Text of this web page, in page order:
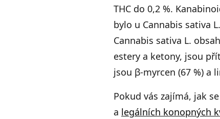
THC do 0,2 %.
bylo u Cannabis sativa
Cannabis sativa L.
estery a ketony, jsou
jsou β-myrcen (67 %) a
Pokud vás zajímá, jak
a legálních konopných